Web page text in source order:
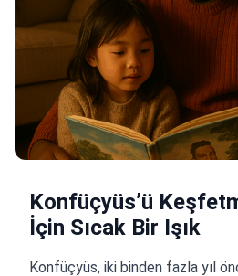
Konfüçyüs’ü
İçin Sıcak Bir Işık
Konfüçyüs, iki binden fazla yıl